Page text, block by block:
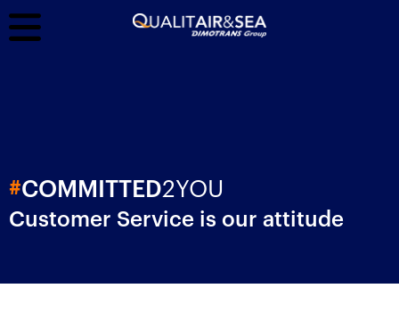
#COMMITTED2YOU
Customer Service is our attitude